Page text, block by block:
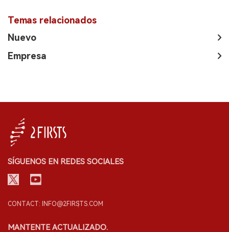
Temas relacionados
Nuevo
Empresa
SÍGUENOS EN REDES SOCIALES
CONTACT: INFO@2FIRSTS.COM
MANTENTE ACTUALIZADO.